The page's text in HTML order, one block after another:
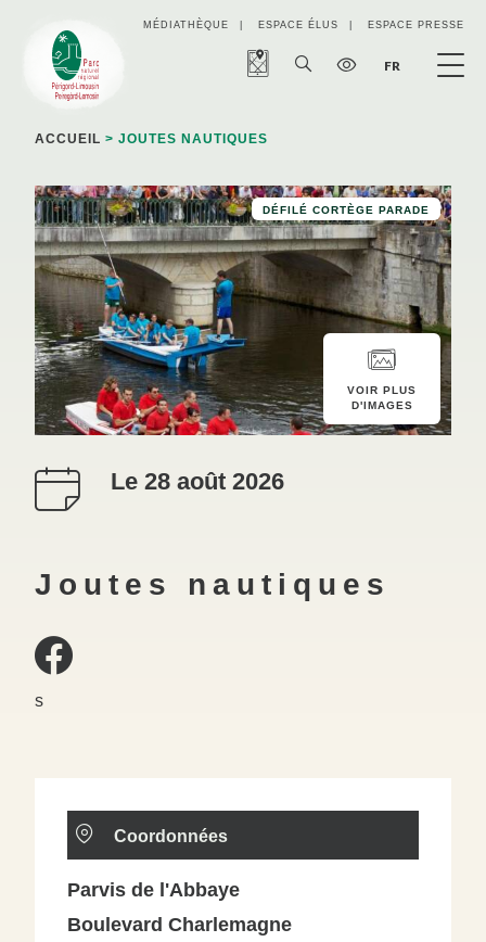
MÉDIATHÈQUE ESPACE ÉLUS ESPACE PRESSE
FR
ACCUEIL > JOUTES NAUTIQUES
DÉFILÉ CORTÈGE PARADE
VOIR PLUS
D'IMAGES
Le 28 août 2026
Joutes nautiques
s
Coordonnées
Parvis de l'Abbaye
Boulevard Charlemagne